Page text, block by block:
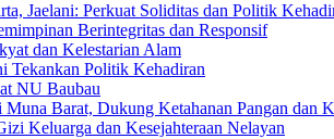
Jaelani: Perkuat Soliditas dan Politik
Berintegritas dan Responsif
dan Kelestarian Alam
Tekankan Politik Kehadiran
NU Baubau
Barat, Dukung Ketahanan Pangan dan
Keluarga dan Kesejahteraan Nelayan